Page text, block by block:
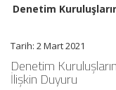
Denetim
Tarih: 2 Mart 2021
Denetim
İlişkin Duyuru